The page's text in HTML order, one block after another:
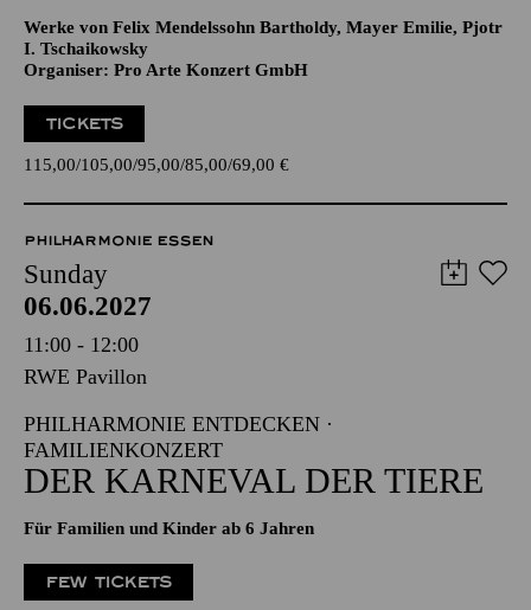
Werke von Felix Mendelssohn Bartholdy, Mayer Emilie, Pjotr
I. Tschaikowsky
Organiser: Pro Arte Konzert GmbH
TICKETS
115,00 105,00 95,00 85,00 69,00 €
PHILHARMONIE ESSEN
Sunday
06.06.2027
11:00 - 12:00
RWE Pavillon
PHILHARMONIE ENTDECKEN ·
FAMILIENKONZERT
DER KARNEVAL DER TIERE
Für Familien und Kinder ab 6 Jahren
FEW TICKETS